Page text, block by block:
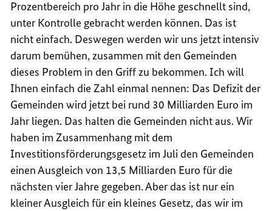
Prozentbereich pro Jahr in die Höhe geschnellt sind,
unter Kontrolle gebracht werden können. Das ist
nicht einfach. Deswegen werden wir uns jetzt intensiv
darum bemühen, zusammen mit den Gemeinden
dieses Problem in den Griff zu bekommen. Ich will
Ihnen einfach die Zahl einmal nennen: Das Defizit der
Gemeinden wird jetzt bei rund 30 Milliarden Euro im
Jahr liegen. Das halten die Gemeinden nicht aus. Wir
haben im Zusammenhang mit dem
Investitionsförderungsgesetz im Juli den Gemeinden
einen Ausgleich von 13,5 Milliarden Euro für die
nächsten vier Jahre gegeben. Aber das ist nur ein
kleiner Ausgleich für ein kleines Gesetz, das wir im